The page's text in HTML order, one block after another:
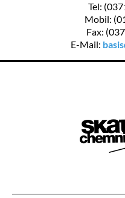
Tel:
Mobil:
Fax:
E-Mail: